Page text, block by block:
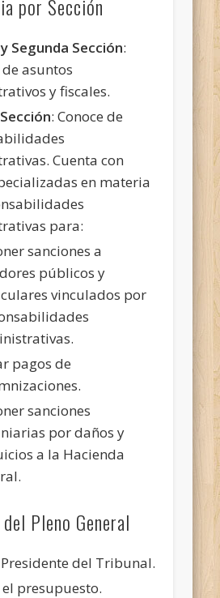
por Sección
Segunda Sección:
asuntos
y fiscales.
: Conoce de
Cuenta con
en materia
para:
sanciones a
públicos y
vinculados por
pagos de
sanciones
por daños y
a la Hacienda
Pleno General
del Tribunal.
presupuesto.